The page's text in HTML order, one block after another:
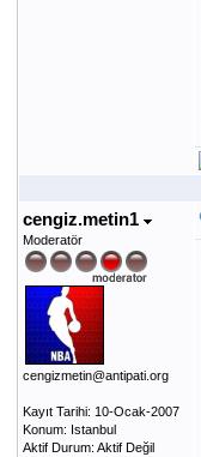
cengiz.metin1
Moderatör
cengizmetin@antipati.org
Kayıt Tarihi: 10-Ocak-2007
Konum: Istanbul
Aktif Durum: Aktif Değil